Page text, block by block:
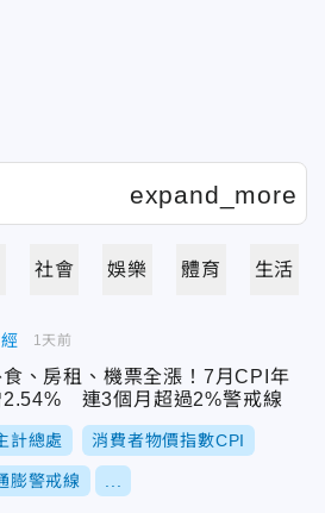
社會 娛樂 體育 生活
食、房租、機票全漲！7月CPI年
2.54% 連3個月超過2%警戒線
計總處 消費者物價指數CPI
膨警戒線
1天前